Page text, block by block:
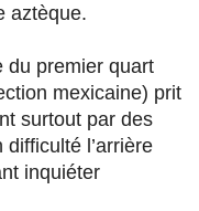
aztèque.
du premier quart
mexicaine) prit
surtout par des
l’arrière
inquiéter